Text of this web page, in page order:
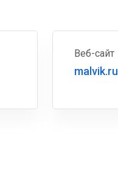
Веб-сайт
malvik.ru